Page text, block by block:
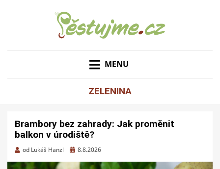
MENU
ZELENINA
Brambory bez zahrady: Jak proměnit
balkon v úrodiště?
od Lukáš Hanzl
Zveřejněno
8.8.2026